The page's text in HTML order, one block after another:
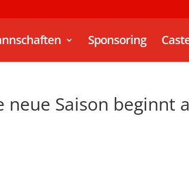
Sponsoring
Saison beginnt